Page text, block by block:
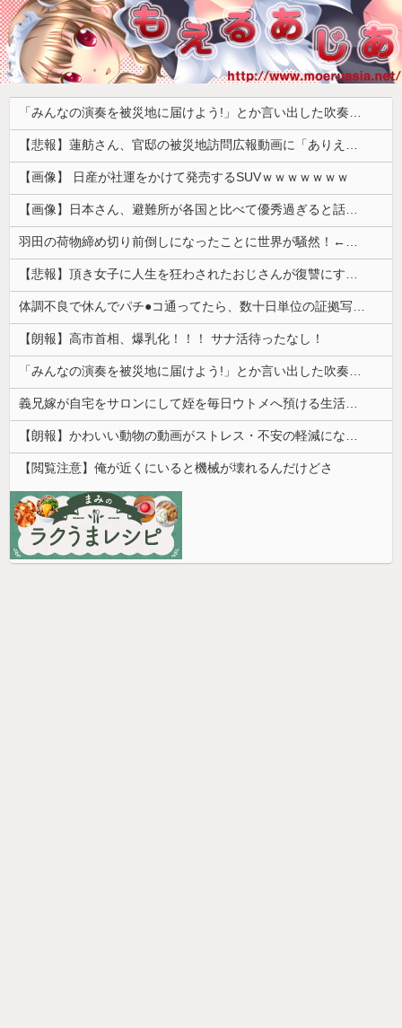
「みんなの演奏を被災地に届けよう!」とか言い出した吹奏楽部の顧問、だが泊まる場所やご飯は現地のお寺とかホテルとか……
【悲報】蓮舫さん、官邸の被災地訪問広報動画に「ありえない！作成費用は、あなたの税金です！」と猛批判 → ネットからは巨大ブーメランを指摘する声 ｗｗｗｗｗｗｗ
【画像】 日産が社運をかけて発売するSUVｗｗｗｗｗｗｗ
【画像】日本さん、避難所が各国と比べて優秀過ぎると話題に
羽田の荷物締め切り前倒しになったことに世界が騒然！←「日本のサービス劣化の兆候！」（海外の反応）
【悲報】頂き女子に人生を狂わされたおじさんが復讐にすべてを捧げるヱロゲが発売ｗｗｗｗｗ
体調不良で休んでパチ●コ通ってたら、数十日単位の証拠写真撮られて会社クビになった
【朗報】高市首相、爆乳化！！！ サナ活待ったなし！
「みんなの演奏を被災地に届けよう!」とか言い出した吹奏楽部の顧問、だが泊まる場所やご飯は現地のお寺とかホテルとか……
義兄嫁が自宅をサロンにして姪を毎日ウトメへ預ける生活に。数年後、そのツケが一気に回ってきて…
【朗報】かわいい動物の動画がストレス・不安の軽減になる可能性。英大学の研究で実証
【閲覧注意】俺が近くにいると機械が壊れるんだけどさ